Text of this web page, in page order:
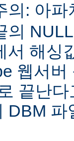
의: 아
의
서 해싱
웹서
끝난
DBM